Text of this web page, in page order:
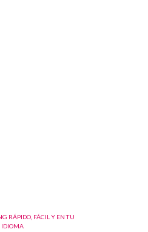
RÁPIDO, FÁCIL Y EN TU
IDIOMA